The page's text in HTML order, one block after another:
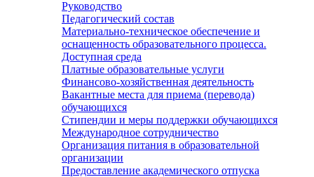
Руководство
Педагогический состав
Материально-техническое обеспечение и
оснащенность образовательного процесса.
Доступная среда
Платные образовательные услуги
Финансово-хозяйственная деятельность
Вакантные места для приема (перевода)
обучающихся
Стипендии и меры поддержки обучающихся
Международное сотрудничество
Организация питания в образовательной
организации
Предоставление академического отпуска